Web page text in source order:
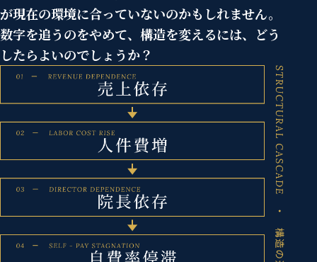
が現在の環境に合っていないのかもしれません。
数字を追うのをやめて、構造を変えるには、どう
したらよいのでしょうか？